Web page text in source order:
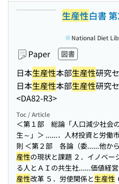
生産性白書
Paper 図書
日本生産性本部生産性研究
日本生産性本部生産性研究
<DA82-R3>
National Diet
Toc / Article
＜第１部 総論「人口減少社会
生～」＞ ......．人材投資と労働
則 ＜第２部 各論（委......他か
産性の現状と課題 ２．イノベー
る人とＡＩの共生社......価値経
産性改革 ５．労使関係と生産性